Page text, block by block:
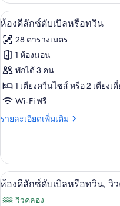
กับ
ห้อง
สิ
ก
ทริปเปิล
เปิด
ภาพถ่าย
ทั้งหมด
ของ
ห้อง
ดี
ลัก
ดับเบิล
หรือ
ทวิน
9
ห้องดีลักซ์ดับเบิลหรือทวิน
28 ตารางเมตร
1 ห้องนอน
พักได้ 3 คน
1 เตียงควีนไซส์ หรือ 2 เตียงเดี่
Wi-Fi ฟรี
รายละเอียดเพิ่มเติม
ราย
เกี่ยว
กับ
ห้อง
ลัก
เปิด
ภาพถ่าย
6
ห้องดีลักซ์ดับเบิลหรือทวิน, วิ
วิวคลอง